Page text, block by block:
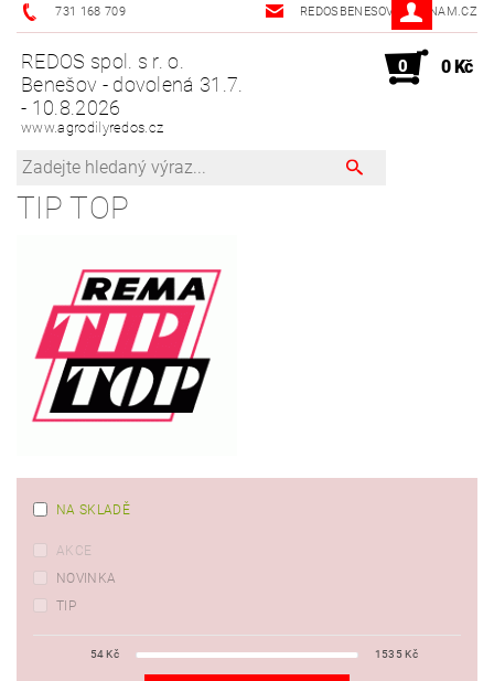
731 168 709 REDOSBENESOV@SEZNAM.CZ
REDOS spol. s r. o.
Benešov - dovolená 31.7.
- 10.8.2026
www.agrodilyredos.cz
0 0 Kč
TIP TOP
NA SKLADĚ
AKCE
NOVINKA
TIP
54Kč 1535Kč